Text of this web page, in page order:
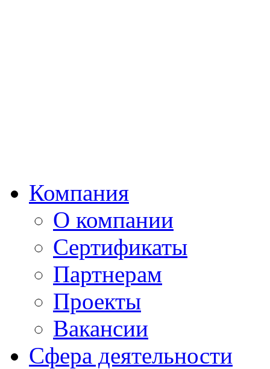
Компания
О компании
Сертификаты
Партнерам
Проекты
Вакансии
Сфера деятельности